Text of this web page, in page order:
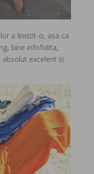
a linistit-o, asa ca
bine infofolita,
excelent si